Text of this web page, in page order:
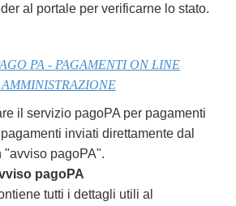
al portale per verificarne lo stato.
PA - PAGAMENTI ON LINE
il servizio pagoPA per pagamenti
inviati direttamente dal
"avviso pagoPA".
pagoPA
tutti i dettagli utili al